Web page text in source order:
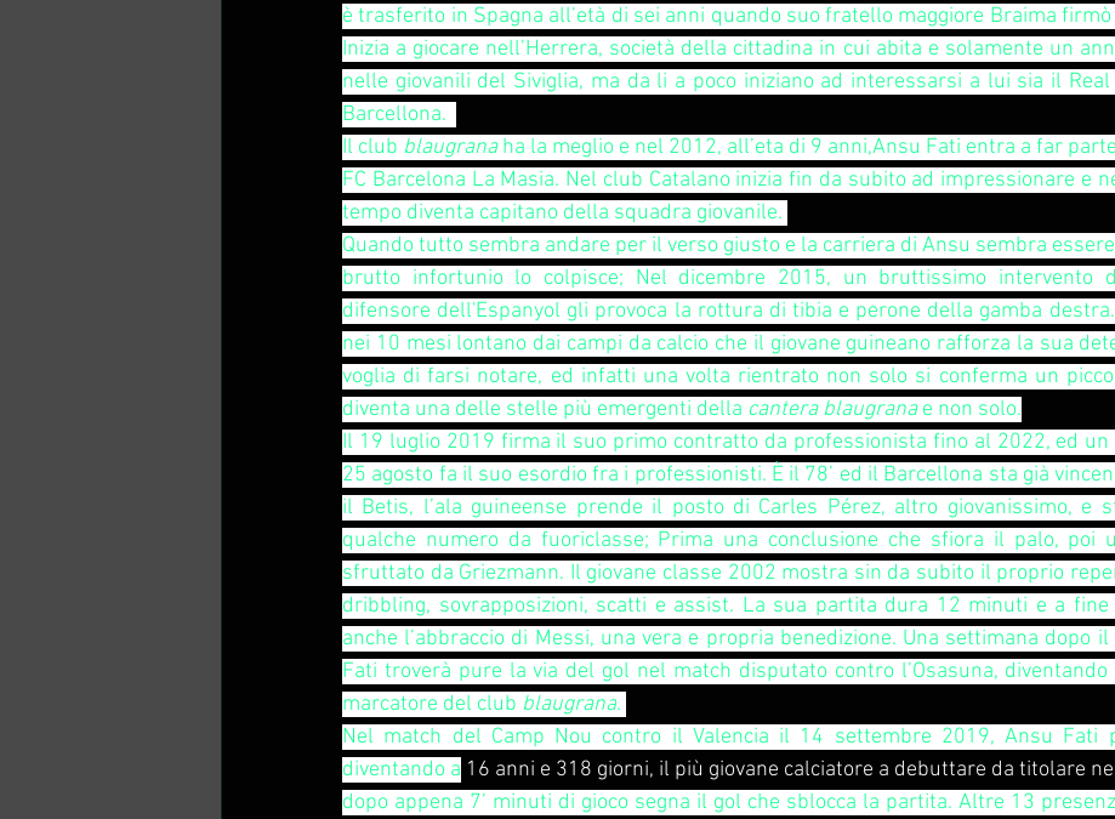
è trasferito in Spagna all’età di sei anni quando suo fratello maggiore Braima
Inizia a giocare nell’Herrera, società della cittadina in cui abita e solamente un
nelle giovanili del Siviglia, ma da li a poco iniziano ad interessarsi a lui sia il
Barcellona.
Il club blaugrana ha la meglio e nel 2012, all’eta di 9 anni,Ansu Fati entra a far
FC Barcelona La Masia. Nel club Catalano inizia fin da subito ad impressionare e
tempo diventa capitano della squadra giovanile.
Quando tutto sembra andare per il verso giusto e la carriera di Ansu sembra
brutto infortunio lo colpisce; Nel dicembre 2015, un bruttissimo intervento
difensore dell'Espanyol gli provoca la rottura di tibia e perone della gamba
nei 10 mesi lontano dai campi da calcio che il giovane guineano rafforza la sua
voglia di farsi notare, ed infatti una volta rientrato non solo si conferma un
diventa una delle stelle più emergenti della cantera blaugrana e non solo.
Il 19 luglio 2019 firma il suo primo contratto da professionista fino al 2022, ed un
25 agosto fa il suo esordio fra i professionisti. È il 78’ ed il Barcellona sta già
il Betis, l’ala guineense prende il posto di Carles Pérez, altro giovanissimo, e
qualche numero da fuoriclasse; Prima una conclusione che sfiora il palo, poi
sfruttato da Griezmann. Il giovane classe 2002 mostra sin da subito il proprio
dribbling, sovrapposizioni, scatti e assist. La sua partita dura 12 minuti e a fine
anche l’abbraccio di Messi, una vera e propria benedizione. Una settimana dopo il
Fati troverà pure la via del gol nel match disputato contro l’Osasuna, diventando
marcatore del club blaugrana.
Nel match del Camp Nou contro il Valencia il 14 settembre 2019, Ansu Fati
diventando a 16 anni e 318 giorni, il più giovane calciatore a debuttare da titolare
dopo appena 7’ minuti di gioco segna il gol che sblocca la partita. Altre 13